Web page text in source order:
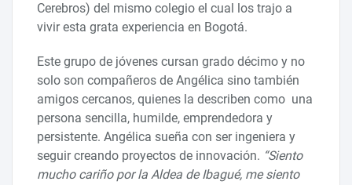
Cerebros) del mismo colegio el cual los trajo a
vivir esta grata experiencia en Bogotá.
Este grupo de jóvenes cursan grado décimo y no
solo son compañeros de Angélica sino también
amigos cercanos, quienes la describen como una
persona sencilla, humilde, emprendedora y
persistente. Angélica sueña con ser ingeniera y
seguir creando proyectos de innovación. “Siento
mucho cariño por la Aldea de Ibagué, me siento